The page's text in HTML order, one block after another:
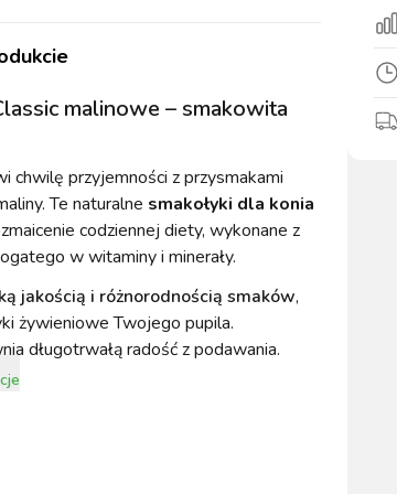
ZAKISZANIE
SZKODNIKÓW
STAJNI.
NOWOŚCI KERBL
malinowe – smakowita
chwilę przyjemności z przysmakami
Te naturalne smakołyki dla konia
codziennej diety, wykonane z
w witaminy i minerały.
jakością i różnorodnością smaków,
żywieniowe Twojego pupila.
długotrwałą radość z podawania.